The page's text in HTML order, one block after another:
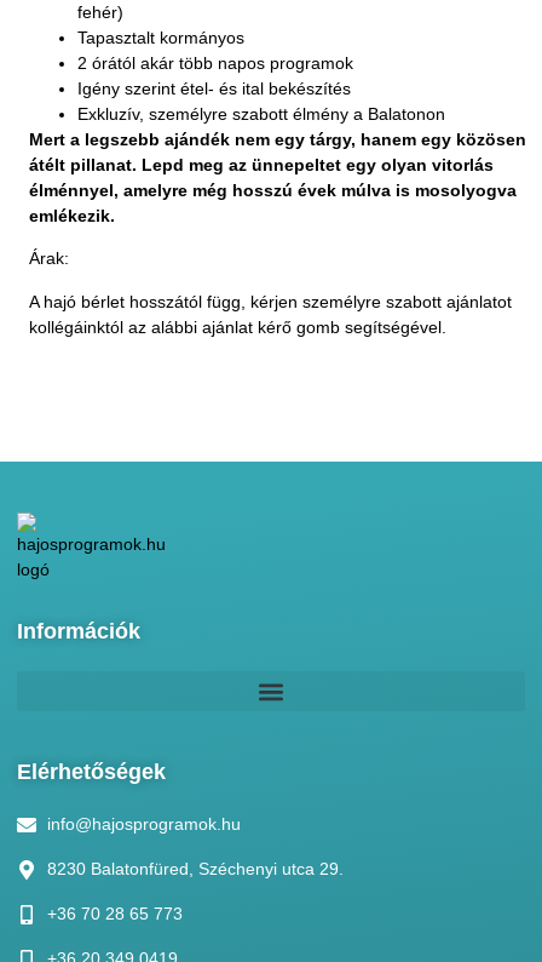
fehér)
Tapasztalt kormányos
2 órától akár több napos programok
Igény szerint étel- és ital bekészítés
Exkluzív, személyre szabott élmény a Balatonon
Mert a legszebb ajándék nem egy tárgy, hanem egy közösen
átélt pillanat. Lepd meg az ünnepeltet egy olyan vitorlás
élménnyel, amelyre még hosszú évek múlva is mosolyogva
emlékezik.
Árak:
A hajó bérlet hosszától függ, kérjen személyre szabott ajánlatot
kollégáinktól az alábbi ajánlat kérő gomb segítségével.
Információk
Elérhetőségek
info@hajosprogramok.hu
8230 Balatonfüred, Széchenyi utca 29.
+36 70 28 65 773